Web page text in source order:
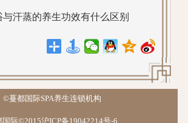
与汗蒸的养生功效有什么区别
©蔓都国际SPA养生连锁机构
国际©2015沪ICP备19042214号-6